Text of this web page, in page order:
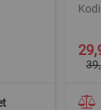
Price